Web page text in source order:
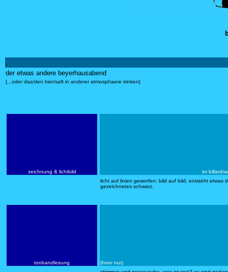
.
der etwas andere beyerhausabend
[...oder das/den bier/saft in anderer atmosphaere trinken]
zeichnung & lichtbild
im
licht auf linien geworfen; bild auf bild; entsteht etwas
gezeichnetes schwarz.
tonbandlesung
(hoer nur)